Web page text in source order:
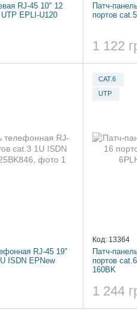
RJ-45 10" 12
EPLI-U120
Патч-
портов
1 122
RJ-45 19"
ISDN EPNew
CAT.6
UTP
Код: 13364
Патч-
портов
160BK
1 244